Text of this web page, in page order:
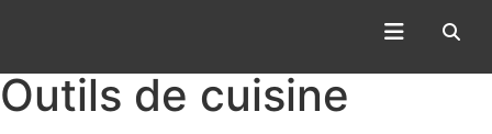
Outils de cuisine